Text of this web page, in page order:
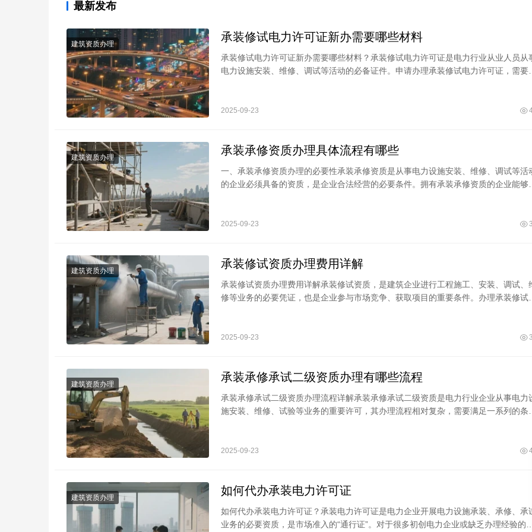
最新发布
建筑资质办理
承装修试电力许可证新办需要哪些材料
承装修试电力许可证新办需要哪些材料？承装修试电力许可证是电力行业从业人员从
电力设施安装、维修、调试等活动的必备证件。申请办理承装修试电力许可证，需要准
2025-09-23
建筑资质办理
承装承修资质办理具体流程有哪些
一、承装承修资质办理的必要性承装承修资质是从事电力设施安装、维修、调试等活
的企业必须具备的资质，是企业合法经营的必要条件。拥有承装承修资质的企业能够在
2025-09-23
建筑资质办理
承装修试资质办理费用详解
承装修试资质办理费用详解承装修试资质，是建筑企业进行工程施工、安装、调试、
修等业务的必要凭证，也是企业参与市场竞争、获取项目的重要条件。办理承装修试资
2025-09-23
建筑资质办理
承装承修承试二级资质办理有哪些流程
承装承修承试二级资质办理流程详解承装承修承试二级资质是电力行业企业从事电力
施安装、维修、试验等业务的重要许可，其办理流程相对复杂，需要满足一系列的条件
2025-09-23
建筑资质办理
如何代办承装电力许可证
如何代办承装电力许可证？承装电力许可证是电力企业开展电力设施承装、承修、承
业务的必要资质，是市场准入的“通行证”。对于很多初创电力企业或缺乏办理经验的企